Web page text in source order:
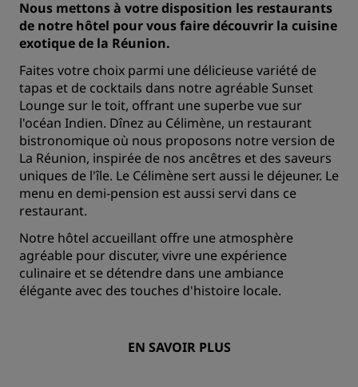
Nous mettons à votre disposition les restaurants
de notre hôtel pour vous faire découvrir la cuisine
exotique de la Réunion.
Faites votre choix parmi une délicieuse variété de
tapas et de cocktails dans notre agréable Sunset
Lounge sur le toit, offrant une superbe vue sur
l'océan Indien. Dînez au Célimène, un restaurant
bistronomique où nous proposons notre version de
La Réunion, inspirée de nos ancêtres et des saveurs
uniques de l'île. Le Célimène sert aussi le déjeuner. Le
menu en demi-pension est aussi servi dans ce
restaurant.
Notre hôtel accueillant offre une atmosphère
agréable pour discuter, vivre une expérience
culinaire et se détendre dans une ambiance
élégante avec des touches d'histoire locale.
EN SAVOIR PLUS